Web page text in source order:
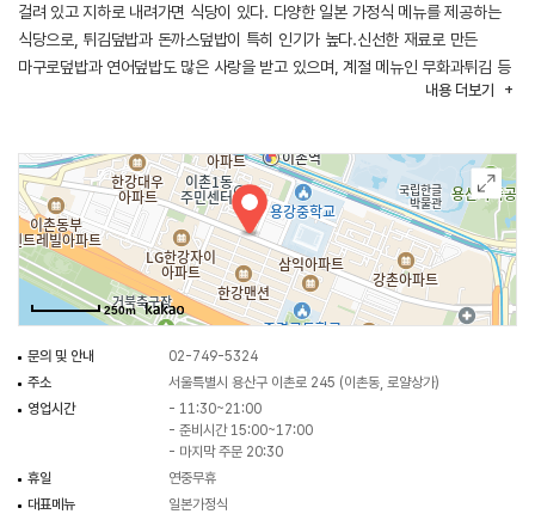
걸려 있고 지하로 내려가면 식당이 있다. 다양한 일본 가정식 메뉴를 제공하는
식당으로, 튀김덮밥과 돈까스덮밥이 특히 인기가 높다.신선한 재료로 만든
마구로덮밥과 연어덮밥도 많은 사랑을 받고 있으며, 계절 메뉴인 무화과튀김 등
특별한 메뉴도 있다. 식사 후 인근에 이촌한강공원, 국립한글박물관,내용 더보기
250m
문의 및 안내
02-749-5324
주소
서울특별시 용산구 이촌로 245 (이촌동, 로얄상가)
영업시간
- 11:30~21:00
- 준비시간 15:00~17:00
- 마지막 주문 20:30
휴일
연중무휴
대표메뉴
일본가정식